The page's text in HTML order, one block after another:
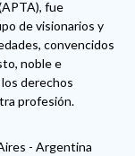
fue
de visionarios y
convencidos
noble e
derechos
profesión.
- Argentina